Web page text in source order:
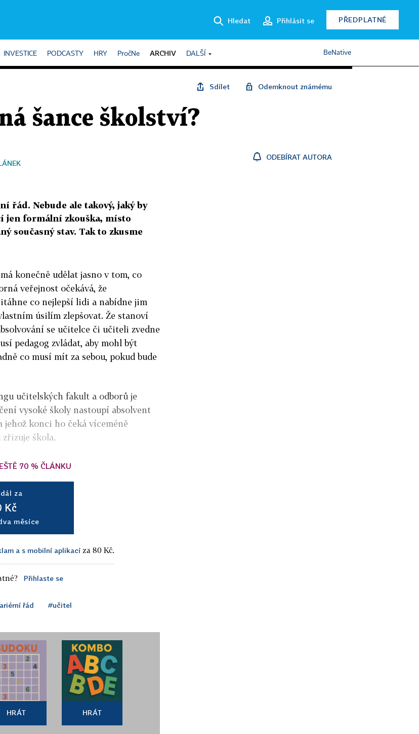
Hledat Přihlásit se PŘEDPLATNÉ
INVESTICE PODCASTY HRY PročNe ARCHIV DALŠÍ BeNative
Sdílet Odemknout známému
šance školství?
ODEBÍRAT AUTORA
řád. Nebude ale takový, jaký by
jen formální zkouška, místo
současný stav. Tak to zkusme
konečně udělat jasno v tom, co
veřejnost očekává, že
co nejlepší lidi a nabídne jim
úsilím zlepšovat. Že stanoví
se učitelce či učiteli zvedne
pedagog zvládat, aby mohl být
co musí mít za sebou, pokud bude
učitelských fakult a odborů je
vysoké školy nastoupí absolvent
jehož konci ho čeká víceméně
škola.
70 % ČLÁNKU
za
Kč
měsíce
a s mobilní aplikací za 80 Kč.
Přihlaste se
řád #učitel
HRÁT HRÁT